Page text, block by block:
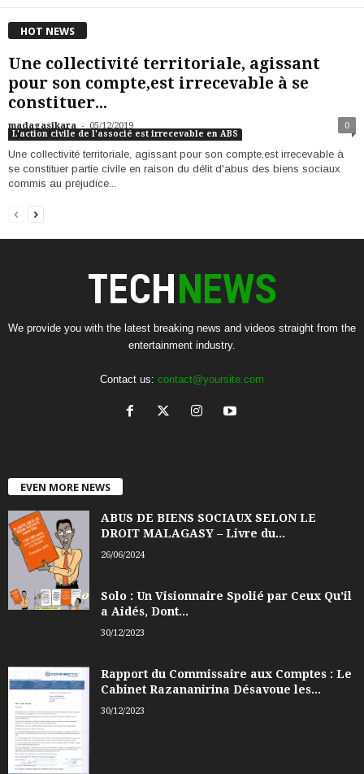
HOT NEWS
Une collectivité territoriale, agissant
pour son compte,est irrecevable à se
constituer...
madagasikara - 05/12/2019 0
L'action civile de l'associé est irrecevable en ABS
Une collectivité territoriale, agissant pour son compte,est irrecevable à
se constituer partie civile en raison du délit d'abus des biens sociaux
commis au préjudice...
We provide you with the latest breaking news and videos straight from the
entertainment industry.
Contact us: contact@yoursite.com
EVEN MORE NEWS
ABUS DE BIENS SOCIAUX SELON LE
DROIT MALAGASY – Livre du...
26/06/2024
Solo : Un Visionnaire Spolié par Ceux Qu’il
a Aidés, Dont...
30/12/2023
Rapport du Commissaire aux Comptes : Le
Cabinet Razananirina Désavoue les...
30/12/2023